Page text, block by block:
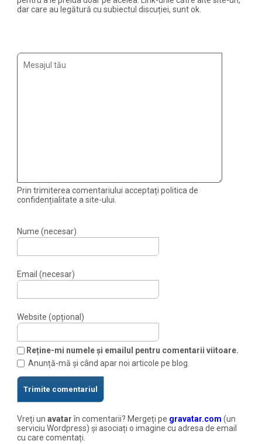
dar care au legătură cu subiectul discuției, sunt ok.
Prin trimiterea comentariului acceptați politica de
confidențialitate a site-ului.
Nume (necesar)
Email (necesar)
Website (opțional)
Reține-mi numele și emailul pentru comentarii viitoare.
Anunță-mă și când apar noi articole pe blog.
Vreți unavatarîn comentarii? Mergeți pe gravatar.com (un
serviciu Wordpress) și asociați o imagine cu adresa de email
cu care comentați.